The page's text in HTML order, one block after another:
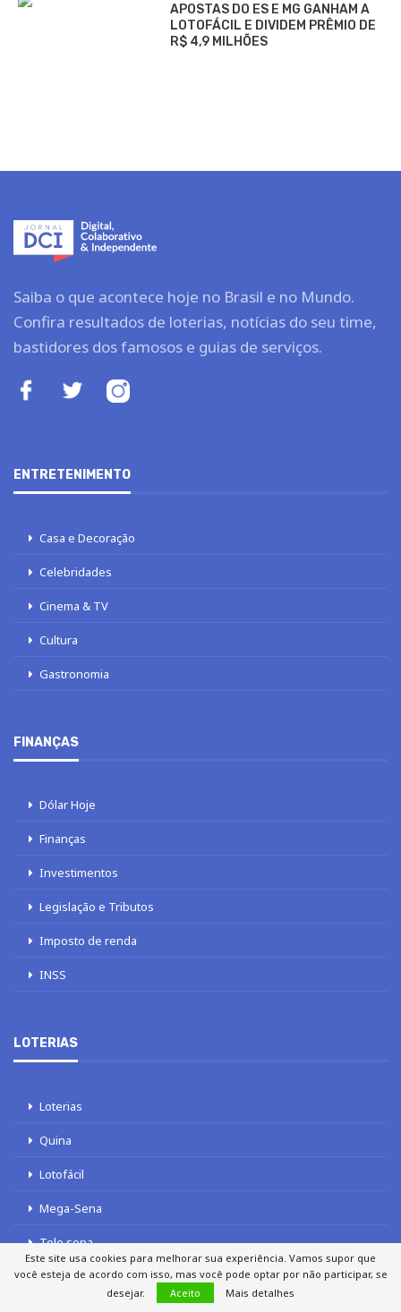
APOSTAS DO ES E MG GANHAM A
LOTOFÁCIL E DIVIDEM PRÊMIO DE
R$ 4,9 MILHÕES
Saiba o que acontece hoje no Brasil e no Mundo.
Confira resultados de loterias, notícias do seu time,
bastidores dos famosos e guias de serviços.
ENTRETENIMENTO
Casa e Decoração
Celebridades
Cinema & TV
Cultura
Gastronomia
FINANÇAS
Dólar Hoje
Finanças
Investimentos
Legislação e Tributos
Imposto de renda
INSS
LOTERIAS
Loterias
Quina
Lotofácil
Mega-Sena
Tele sena
Este site usa cookies para melhorar sua experiência. Vamos supor que
você esteja de acordo com isso, mas você pode optar por não participar, se
desejar.
Aceito Mais detalhes